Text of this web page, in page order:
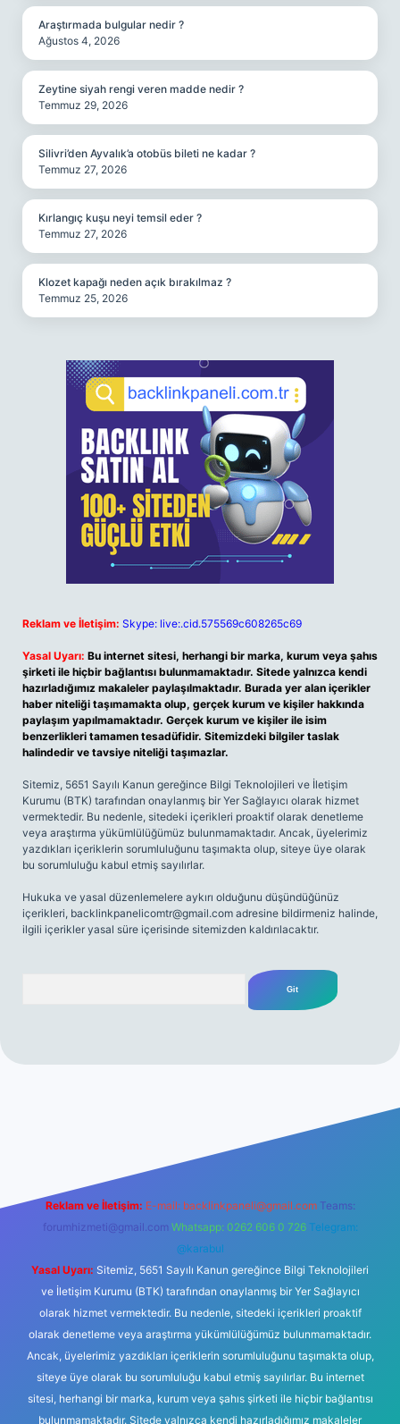
Araştırmada bulgular nedir ?
Ağustos 4, 2026
Zeytine siyah rengi veren madde nedir ?
Temmuz 29, 2026
Silivri’den Ayvalık’a otobüs bileti ne kadar ?
Temmuz 27, 2026
Kırlangıç kuşu neyi temsil eder ?
Temmuz 27, 2026
Klozet kapağı neden açık bırakılmaz ?
Temmuz 25, 2026
Reklam ve İletişim: Skype: live:.cid.575569c608265c69
Yasal Uyarı: Bu internet sitesi, herhangi bir marka, kurum veya şahıs
şirketi ile hiçbir bağlantısı bulunmamaktadır. Sitede yalnızca kendi
hazırladığımız makaleler paylaşılmaktadır. Burada yer alan içerikler
haber niteliği taşımamakta olup, gerçek kurum ve kişiler hakkında
paylaşım yapılmamaktadır. Gerçek kurum ve kişiler ile isim
benzerlikleri tamamen tesadüfidir. Sitemizdeki bilgiler taslak
halindedir ve tavsiye niteliği taşımazlar.
Sitemiz, 5651 Sayılı Kanun gereğince Bilgi Teknolojileri ve İletişim
Kurumu (BTK) tarafından onaylanmış bir Yer Sağlayıcı olarak hizmet
vermektedir. Bu nedenle, sitedeki içerikleri proaktif olarak denetleme
veya araştırma yükümlülüğümüz bulunmamaktadır. Ancak, üyelerimiz
yazdıkları içeriklerin sorumluluğunu taşımakta olup, siteye üye olarak
bu sorumluluğu kabul etmiş sayılırlar.
Hukuka ve yasal düzenlemelere aykırı olduğunu düşündüğünüz
içerikleri, backlinkpanelicomtr@gmail.com adresine bildirmeniz halinde,
ilgili içerikler yasal süre içerisinde sitemizden kaldırılacaktır.
Reklam ve İletişim: E-mail: backlinkpaneli@gmail.com Teams:
forumhizmeti@gmail.com Whatsapp: 0262 606 0 726 Telegram:
@karabul
Yasal Uyarı: Sitemiz, 5651 Sayılı Kanun gereğince Bilgi Teknolojileri
ve İletişim Kurumu (BTK) tarafından onaylanmış bir Yer Sağlayıcı
olarak hizmet vermektedir. Bu nedenle, sitedeki içerikleri proaktif
olarak denetleme veya araştırma yükümlülüğümüz bulunmamaktadır.
Ancak, üyelerimiz yazdıkları içeriklerin sorumluluğunu taşımakta olup,
siteye üye olarak bu sorumluluğu kabul etmiş sayılırlar. Bu internet
sitesi, herhangi bir marka, kurum veya şahıs şirketi ile hiçbir bağlantısı
bulunmamaktadır. Sitede yalnızca kendi hazırladığımız makaleler